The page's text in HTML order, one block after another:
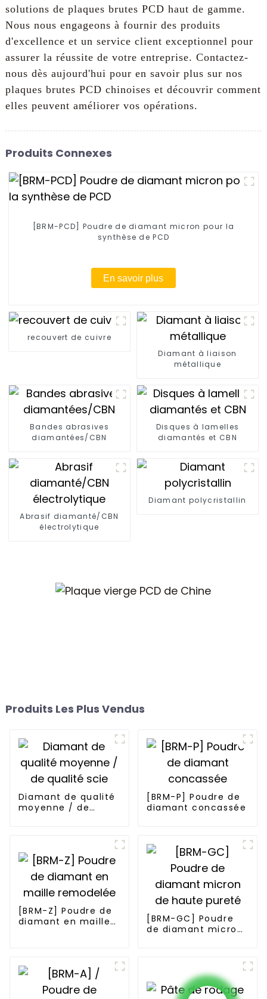
solutions de plaques brutes PCD haut de gamme.
Nous nous engageons à fournir des produits
d'excellence et un service client exceptionnel pour
assurer la réussite de votre entreprise. Contactez-
nous dès aujourd'hui pour en savoir plus sur nos
plaques brutes PCD chinoises et découvrir comment
elles peuvent améliorer vos opérations.
Produits Connexes
[BRM-PCD] Poudre de diamant micron pour la
synthèse de PCD
En savoir plus
recouvert de cuivre
Diamant à liaison
métallique
Bandes abrasives
diamantées/CBN
Disques à lamelles
diamantés et CBN
Abrasif diamanté/CBN
électrolytique
Diamant polycristallin
Produits Les Plus Vendus
Diamant de qualité
moyenne / de
[BRM-P] Poudre de
diamant concassée
[BRM-Z] Poudre de
diamant en maille
[BRM-GC] Poudre
de diamant micron